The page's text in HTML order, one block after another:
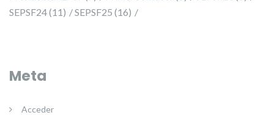
SEPSF24(11) SEPSF25 (16)
Meta
Acceder